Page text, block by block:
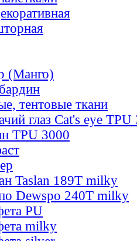
(Манго)
тентовые ткани
глаз Cat's eye TPU
TPU 3000
Taslan 189T milky
Dewspo 240T milky
PU
milky